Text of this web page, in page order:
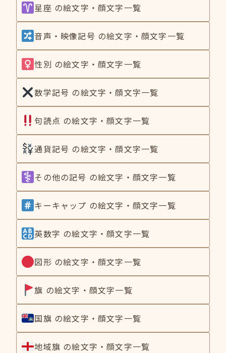
星座 の絵文字・顔文字一覧
音声・映像記号 の絵文字・顔文字一覧
性別 の絵文字・顔文字一覧
数学記号 の絵文字・顔文字一覧
句読点 の絵文字・顔文字一覧
通貨記号 の絵文字・顔文字一覧
その他の記号 の絵文字・顔文字一覧
キーキャップ の絵文字・顔文字一覧
英数字 の絵文字・顔文字一覧
図形 の絵文字・顔文字一覧
旗 の絵文字・顔文字一覧
国旗 の絵文字・顔文字一覧
地域旗 の絵文字・顔文字一覧